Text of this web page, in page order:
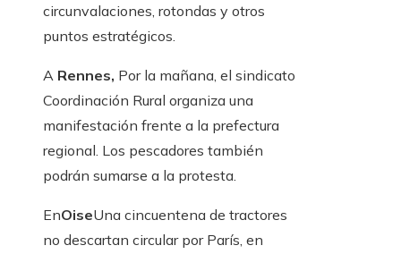
circunvalaciones, rotondas y otros
puntos estratégicos.
A Rennes, Por la mañana, el sindicato
Coordinación Rural organiza una
manifestación frente a la prefectura
regional. Los pescadores también
podrán sumarse a la protesta.
EnOiseUna cincuentena de tractores
no descartan circular por París, en